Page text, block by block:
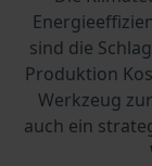
sind die
Produktion
Werkzeug
auch ein